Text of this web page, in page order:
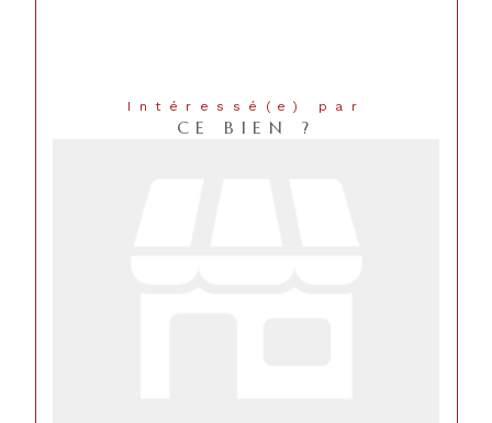
Intéressé(e) par
CE BIEN ?